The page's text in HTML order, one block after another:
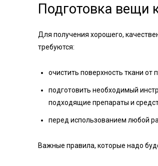
Подготовка вещи
Для получения хорошего,
требуются:
очистить поверхность ткани
подготовить необходимый
подходящие препараты и
перед использованием любой
Важные правила, которые надо